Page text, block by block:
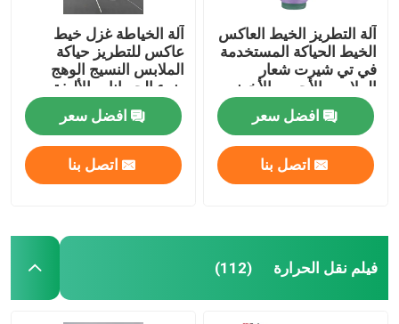
آلة التطريز الخيط العاكس
الخيط الحياكة المستخدمة
في تي شيرت شعار
الملابس الأحمر والأخضر
افضل سعر
اتصل بنا
آلة الخياطة غزل خيط
عاكس للتطريز حياكة
الملابس النسيج الوهج
ضوء الحيوانات الأليفة
افضل سعر
اتصل بنا
فيلم نقل الحرارة (112)